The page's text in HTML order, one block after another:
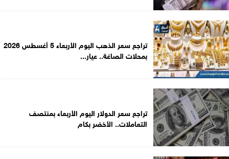
تراجع سعر الذهب اليوم الأربعاء 5 أغسطس 2026
بمحلات الصاغة.. عيار...
تراجع سعر الدولار اليوم الأربعاء بمنتصف
التعاملات.. الأخضر بكام